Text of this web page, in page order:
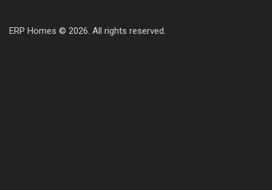
ERP Homes © 2026. All rights reserved.